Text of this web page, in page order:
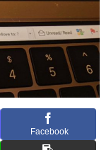
Facebook